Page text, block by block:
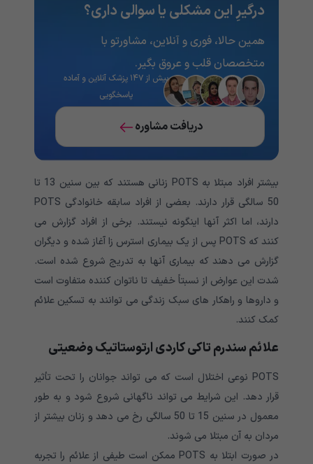
درگیرِ این مشکلی یا سوالی داری؟
همین حالا، فوری و آنلاین، مشاورتو با
متخصصان قلب و عروق بگیر.
بیش از ۱۴۷ پزشک آنلاین و آماده
پاسخگویی
دریافت مشاوره
بیشتر افراد مبتلا به
زنانی هستند که بین سنین 13 تا
50 سالگی قرار دارند. بعضی از افراد سابقه خانوادگی
دارند، اما اکثر آنها اینگونه نیستند. برخی از افراد گزارش می
کنند که
پس از یک بیماری استرس زا آغاز شده و دیگران
گزارش می دهند که بیماری آنها به تدریج شروع شده است.
شدت این عوارض از نسبتاً خفیف تا ناتوان کننده متفاوت است
و داروها و راهکار های سبک زندگی می توانند به تسکین علائم
کمک کنند.
علائمسندرم تاکی کاردی ارتوستاتیک وضعیتی
POTS نوعی اختلال است که می تواند جوانان را تحت تأثیر
قرار دهد. این شرایط می تواند ناگهانی شروع شود و به طور
معمول در سنین 15 تا 50 سالگی رخ می دهد و زنان بیشتر از
مردان به آن مبتلا می شوند.
در صورت ابتلا به POTS
ممکن است طیفی از علائم را تجربه